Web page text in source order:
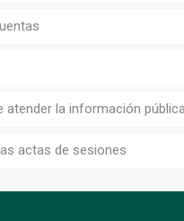
atender la información
actas de sesiones